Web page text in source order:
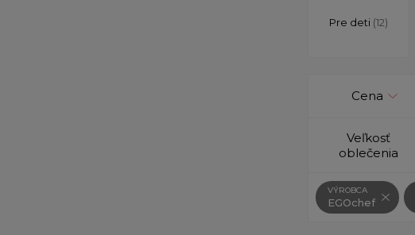
Pre deti (12)
Cena
Veľkosť
oblečenia
VÝROBCA
EGOchef